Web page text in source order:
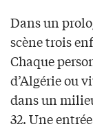
Dans un
scène trois
Chaque
d’Algérie ou
dans un
32. Une